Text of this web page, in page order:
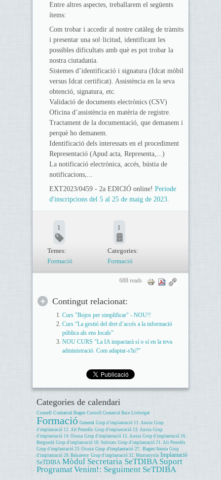
Entre altres aspectes, treballarem el següents
ítems:
Com trobar i accedir al nostre catàleg de tràmits
i presentar una sol·licitud, identificant les
possibles dificultats amb què es pot trobar la
nostra ciutadania.
Sistemes d’identificació i signatura (Idcat mòbil
versus Idcat certificat). Assistència en la seva
obtenció, signatura, etc.
Validació de documents electrònics (CSV)
Oficina d’assistència en matèria de registre.
Tractament de la documentació, que demanem i
perquè ho demanem.
Identificació dels interessats en el procediment
Representació (Apud acta, Representa,...)
La notificació electrònica, accés, bústia de
notificacions,...
EXT2023/0459 - 2a EDICIÓ online! Periode
d'inscripcions del 5 al 25 de maig de 2023.
1
Temes:
Formació
1
Categories:
Formació
688 reads
Contingut relacionat:
Curs "Bojos per simplificar" - NOU!!
Curs “La gestió del dret d’accés a la informació
pública als ens locals”
NOU CURS "La IA impactarà sí o sí en la teva
administració. Com adaptar-s'hi?"
Categories de calendari
Consell Comarcal Bages Consell Comarcal Baix Llobregat
Formació General Grup d'implantació 11. Anoia Grup
d'implantació 12. Alt Penedès Grup d'implantació 13. Anoia Grup
d'implantació 14. Osona Grup d'implantació 15. Anoia Grup d'implantació 16.
Berguedà Grup d'implantació 18. Subirats Grup d'implantació 21. Alt Penedès
Grup d'implantació 23. Osona Grup d'implantació 27. Bages/Anoia Grup
d'implantació 28. Balsareny Grup d'implantació 32. Muntanyola Implantació
SeTDIBA Mòdul Secretaria SeTDIBA Suport
ProgramatVenim!: Seguiment SeTDIBA